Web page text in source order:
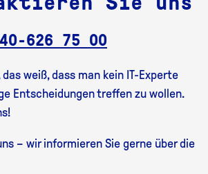
626 75 00
das weiß, dass man kein IT-Experte
Entscheidungen treffen zu wollen.
– wir informieren Sie gerne über die